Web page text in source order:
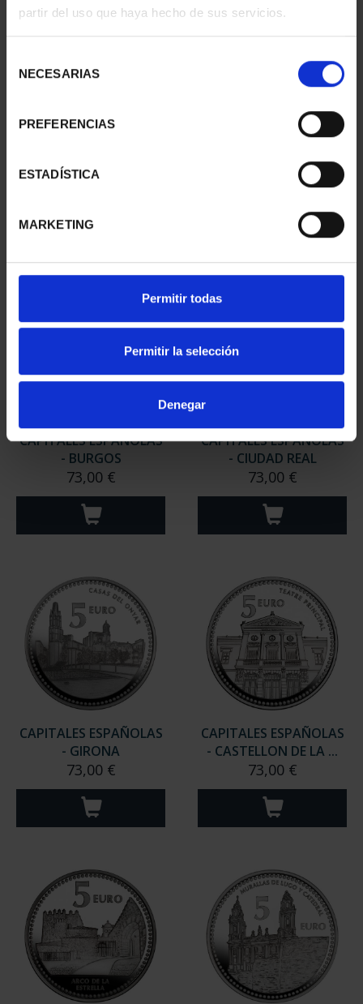
partir del uso que haya hecho de sus servicios.
NECESARIAS
PREFERENCIAS
ESTADÍSTICA
MARKETING
Permitir todas
Permitir la selección
Denegar
- TERUEL
73,00 €
- TENERIFE
CAPITALES ESPAÑOLAS
- BURGOS
73,00 €
CAPITALES ESPAÑOLAS
- CIUDAD REAL
73,00 €
CAPITALES ESPAÑOLAS
- GIRONA
73,00 €
CAPITALES ESPAÑOLAS
- CASTELLON DE LA ...
73,00 €